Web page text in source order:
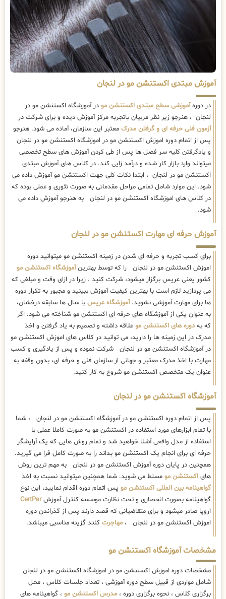
آموزش مبتدی اکستنشن مو در لنجان
در دورهآموزشی سطح مبتدی اکستنشن مو در آموزشگاه اکستنشن مو در
لنجان ، هنرجو زیر نظر مربیان باتجربه مرکز آموزش دیده و برای شرکت در
آزمون فنی حرفه ای و گرفتن مدرک معتبر این سازمان، آماده می شود. هنرجو
پس از اتمام دوره اموزش اکستنشن مو در اموزشگاه اکستنشن مو در لنجان
و یادگرفتن کلیه سر فصل ها پس از طی کردن آموزش های سطح تخصصی
میتواند وارد بازار کار شده و درآمد زایی کند. در کلاس های آموزش مبتدی
اکستنشن مو در لنجان ، ابتدا نکات کلی جهت اکستنشن مو آموزش داده می
شود. این موارد شامل تمامی مراحل مقدماتی به صورت تئوری و عملی بوده که
در کلاس های اموزشگاه اکستنشن مو در لنجان به هنرجو آموزش داده می
شود.
آموزش حرفه ای مهارت اکستنشن مو در لنجان
برای کسب تجربه و حرفه ای شدن در زمینه اکستنشن مو میتوانید دوره
اموزش اکستنشن مو در لنجان را که توسط بهترینآموزشگاه اکستنشن مو
کشور یعنی عریس برگزار میشود، شرکت کنید . زیرا در ازای وقت و مبلغی که
می پردازید لازم است با بهترین کیفیت آموزش ببینید و مجبور به تکرار دوره
ها برای مهارت آموزشی نشوید.آموزشگاه عریس با سال ها سابقه درخشان،
به عنوان یکی از آموزشگاه های حرفه ای اکستنشن مو شناخته می شود. اگر
که بهدوره های اکستنشن مو علاقه داشته و تصمیم به یاد گرفتن و اخذ
مدرک در این زمینه ها را دارید، می توانید در کلاس های اموزش اکستنشن مو
در آموزشگاه اکستنشن مو در لنجان شرکت نموده و پس از یادگیری و کسب
مهارت با اخذ مدرک معتبر و جهانی از سازمان فنی و حرفه ای، بدون وقفه به
عنوان یک متخصص اکستنشن مو شروع به کار کنید.
آموزشگاه اکستنشن مو در لنجان
پس از اتمام دوره اکستنشن مو در آموزشگاه اکستنشن مو در لنجان ، شما
با تمام ابزارهای مورد استفاده در اکستنشن مو به صورت کاملا عملی با
استفاده از مدل واقعی آشنا خواهید شد و تمام روش هایی که یک آرایشگر
حرفه ای برای انجام یک اکستنشن مو بداند را به صورت کامل فرا می گیرید.
همچنین در پایان دوره آموزش اکستنشن مو در لنجان به مهم ترین روش
های اکستنشن مو مسلط می شوید. شما همچنین میتوانید نسبت به اخذ
گواهینامه بین المللی اکستنشن مو پس اتمام دوره اقدام نمایید، این نوع
گواهینامه بصورت انحصاری و تحت نظارت موسسه کنترل آموزشCertPer
اروپا صادر میشود و برای متقاضیانی که قصد دارند پس از گذراندن دوره
اموزش اکستنشن مو در لنجان ، مهاجرت کنند گزینه مناسبی میباشد.
مشخصات آموزشگاه اکستنشن مو
مشخصات دوره اموزش اکستنشن مو در اموزشگاه اکستنشن مو در لنجان
شامل مواردی از قبیل سطح دوره آموزشی ، تعداد جلسات کلاس ، محل
برگزاری کلاس ، نحوه برگزاری دوره ، مدرس اکستنشن مو ، گواهینامه های